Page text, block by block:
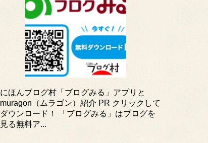
にほんブログ村「ブログみる」アプリと
muragon（ムラゴン）紹介 PR クリックして
ダウンロード！ 「ブログみる」はブログを
見る無料ア...